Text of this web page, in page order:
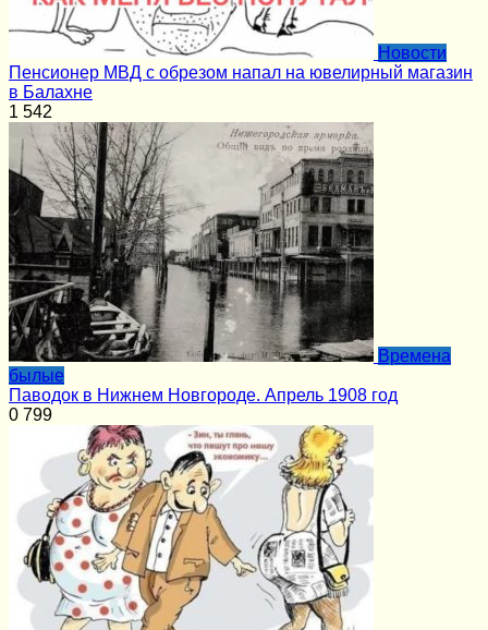
Новости
Пенсионер МВД с обрезом напал на ювелирный магазин
в Балахне
1 542
Времена
былые
Паводок в Нижнем Новгороде. Апрель 1908 год
0 799